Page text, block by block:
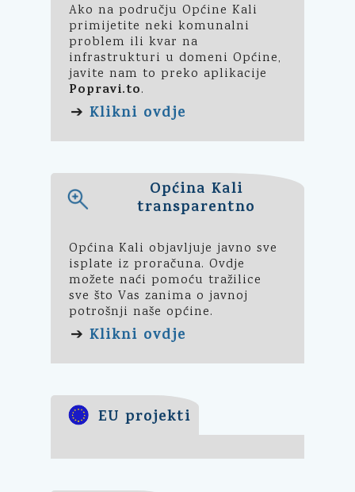
Ako na području Općine Kali
primijetite neki komunalni
problem ili kvar na
infrastrukturi u domeni Općine,
javite nam to preko aplikacije
Popravi.to.
➔ Klikni ovdje
Općina Kali
transparentno
Općina Kali objavljuje javno sve
isplate iz proračuna. Ovdje
možete naći pomoću tražilice
sve što Vas zanima o javnoj
potrošnji naše općine.
➔ Klikni ovdje
EU projekti